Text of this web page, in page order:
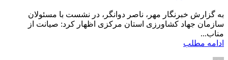
به گزارش خبرنگار مهر، ناصر دوانگر، در نشست با مسئولان
سازمان جهاد کشاورزی استان مرکزی اظهار کرد: صیانت از
مناب...
ادامه مطلب